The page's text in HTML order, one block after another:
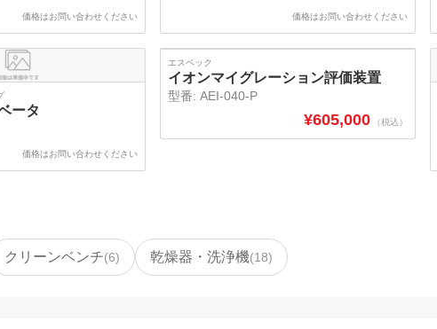
価格はお問い合わせください 価格はお問い合わせください
ータ
価格はお問い合わせください
エスペック
イオンマイグレーション評価装置
型番: AEI-040-P
¥605,000 （税込）
クリーンベンチ(6) 乾燥器・洗浄機(18)